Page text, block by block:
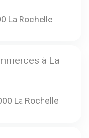
La Rochelle
à La
La Rochelle